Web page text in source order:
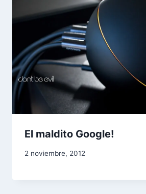
El maldito Google!
2 noviembre, 2012